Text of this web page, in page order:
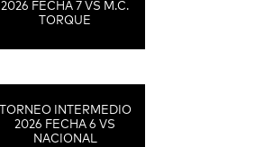
2026 FECHA 7 VS M.C.
TORQUE
TORNEO INTERMEDIO
2026 FECHA 6 VS
NACIONAL